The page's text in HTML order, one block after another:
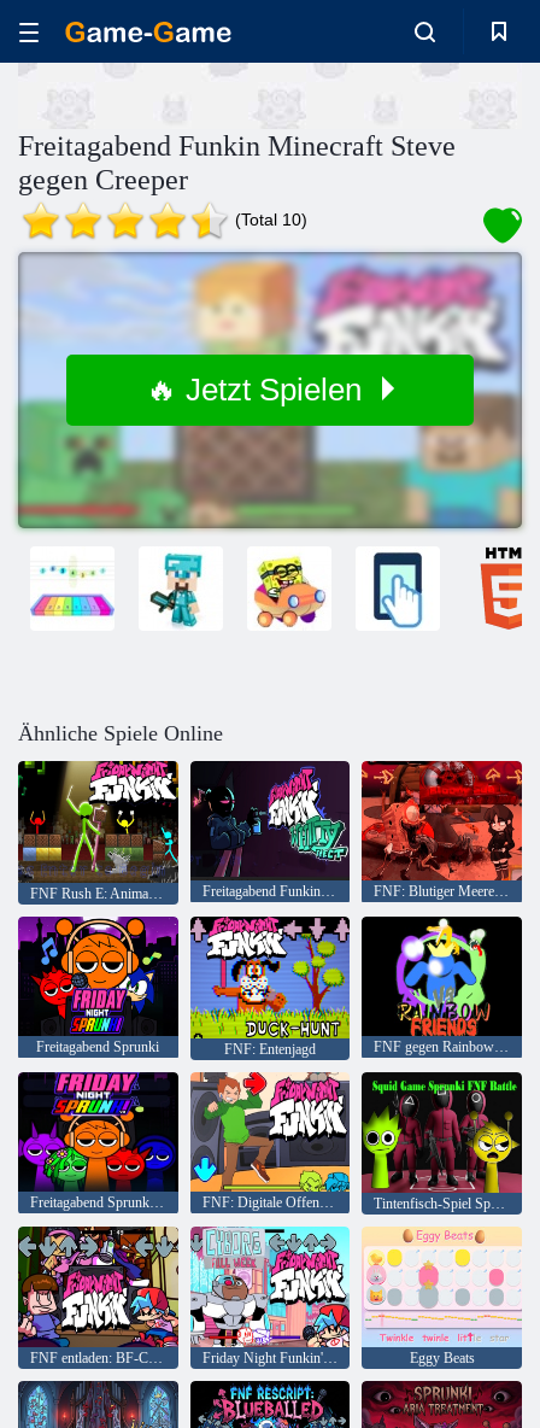
Freitagabend Funkin Minecraft Steve
gegen Creeper
(Total 10)
🔥 Jetzt Spielen
Ähnliche Spiele Online
FNF Rush E: Animation vs. Minecraft Freitagabend Funkin Whitty aufrecht FNF: Blutiger Meeresboden
Freitagabend Sprunki FNF: Entenjagd FNF gegen Rainbow Friends
Freitagabend Sprunki V 3 FNF: Digitale Offenheit Tintenfisch-Spiel Sprunki FNF Battle
FNF entladen: BF-Cover Friday Night Funkin' vs Cyborg: Ganze Woche Eggy Beats